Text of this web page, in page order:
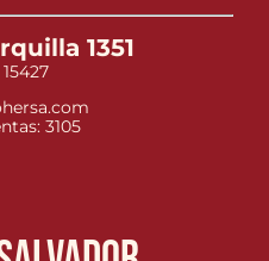
1351
3105